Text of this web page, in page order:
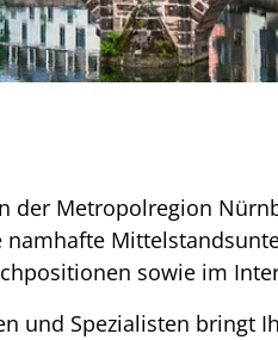
der Metropolregion
sowie im
und Spezialisten bringt